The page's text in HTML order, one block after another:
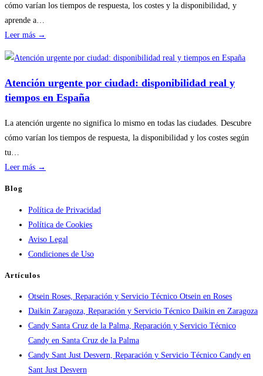
sin
cómo varían los tiempos de respuesta, los costes y la disponibilidad, y
aprende a…
Leer más →
por
temporada
de
calderas:
Atención urgente por ciudad: disponibilidad real y
tiempos en España
La atención urgente no significa lo mismo en todas las ciudades. Descubre
cómo varían los tiempos de respuesta, la disponibilidad y los costes según
tu…
Leer más →
por
ciudad:
disponibilidad
real
en
España
Blog
Política de Privacidad
Política de Cookies
Aviso Legal
Condiciones de Uso
Artículos
Otsein Roses, Reparación y Servicio Técnico Otsein en Roses
Daikin Zaragoza, Reparación y Servicio Técnico Daikin en Zaragoza
Candy Santa Cruz de la Palma, Reparación y Servicio Técnico
Candy en Santa Cruz de la Palma
Candy Sant Just Desvern, Reparación y Servicio Técnico Candy en
Sant Just Desvern